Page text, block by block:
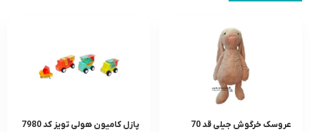
عروسک خرگوش جیلی قد 70
پازل کامیون هولی تویز کد 7980